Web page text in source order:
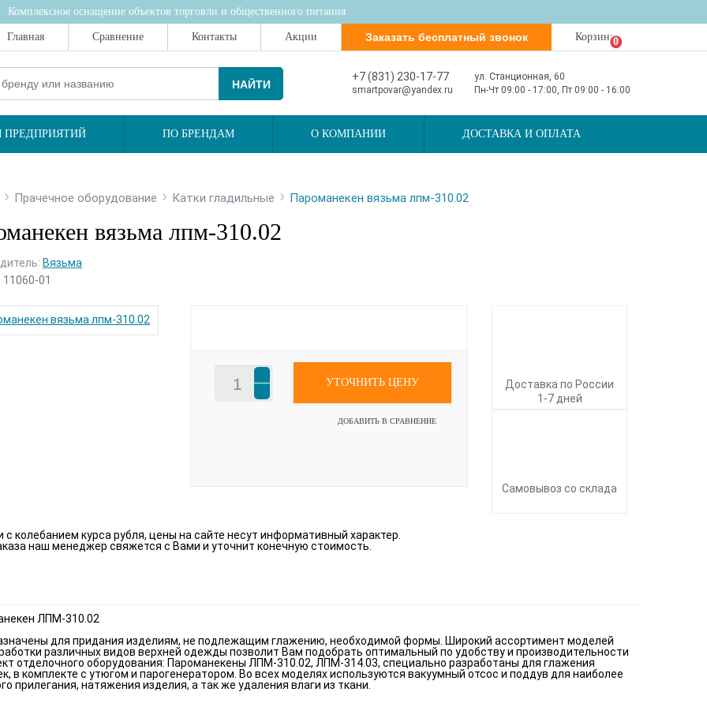
Комплексное оснащение объектов торговли и общественного питания
Главная Сравнение Контакты Акции Заказать бесплатный звонок Корзина0
НАЙТИ
+7 (831) 230-17-77
ул. Станционная, 60
smartpovar@yandex.ru
Пн-Чт 09:00 - 17:00, Пт 09:00 - 16:00
ПО БРЕНДАМ О КОМПАНИИ ДОСТАВКА И ОПЛАТА
› Прачечное оборудование › Катки гладильные › Пароманекен вязьма лпм-310.02
вязьма лпм-310.02
Вязьма
11060-01
УТОЧНИТЬ ЦЕНУ
ДОБАВИТЬ В СРАВНЕНИЕ
Доставка по России
1-7 дней
Самовывоз со склада
с колебанием курса рубля, цены на сайте несут информативный характер.
наш менеджер свяжется с Вами и уточнит конечную стоимость.
ЛПМ-310.02
для придания изделиям, не подлежащим глажению, необходимой формы. Широкий ассортимент моделей
различных видов верхней одежды позволит Вам подобрать оптимальный по удобству и производительности
отделочного оборудования: Пароманекены ЛПМ-310.02, ЛПМ-314.03, специально разработаны для глажения
в комплекте с утюгом и парогенератором. Во всех моделях используются вакуумный отсос и поддув для наиболее
прилегания, натяжения изделия, а так же удаления влаги из ткани.